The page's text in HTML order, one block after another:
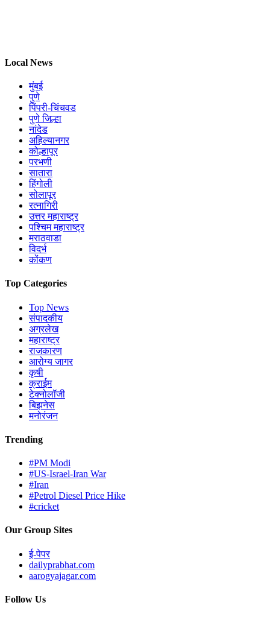
Local News
मुंबई
पुणे
पिंपरी-चिंचवड
पुणे जिल्हा
नांदेड
अहिल्यानगर
कोल्हापूर
परभणी
सातारा
हिंगोली
सोलापूर
रत्नागिरी
उत्तर महाराष्ट्र
पश्चिम महाराष्ट्र
मराठवाडा
विदर्भ
कोंकण
Top Categories
Top News
संपादकीय
अग्रलेख
महाराष्ट्र
राजकारण
आरोग्य जागर
कृषी
क्राईम
टेक्नोलॉजी
बिझनेस
मनोरंजन
Trending
#PM Modi
#US-Israel-Iran War
#Iran
#Petrol Diesel Price Hike
#cricket
Our Group Sites
ई-पेपर
dailyprabhat.com
aarogyajagar.com
Follow Us